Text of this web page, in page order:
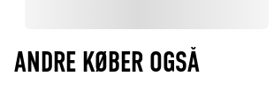
ANDRE KØBER OGSÅ